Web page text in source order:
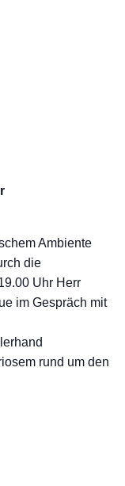
Ambiente
die
Uhr Herr
im Gespräch mit
rund um den